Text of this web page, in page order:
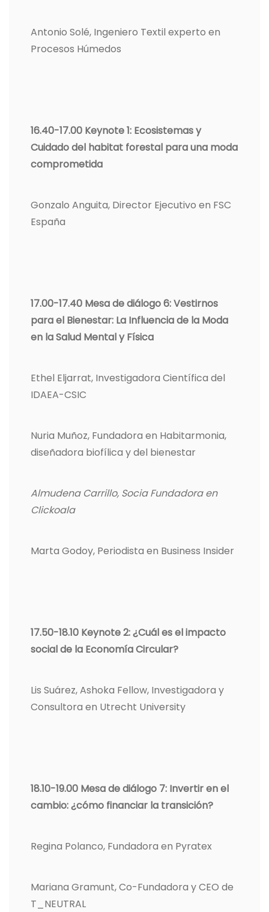
Antonio Solé, Ingeniero Textil experto en
Procesos Húmedos
16.40-17.00 Keynote 1: Ecosistemas y
Cuidado del habitat forestal para una moda
comprometida
Gonzalo Anguita, Director Ejecutivo en FSC
España
17.00-17.40 Mesa de diálogo 6: Vestirnos
para el Bienestar: La Influencia de la Moda
en la Salud Mental y Física
Ethel Eljarrat, Investigadora Científica del
IDAEA-CSIC
Nuria Muñoz, Fundadora en Habitarmonia,
diseñadora biofílica y del bienestar
Almudena Carrillo, Socia Fundadora en
Clickoala
Marta Godoy, Periodista en Business Insider
17.50-18.10 Keynote 2: ¿Cuál es el impacto
social de la Economía Circular?
Lis Suárez, Ashoka Fellow, Investigadora y
Consultora en Utrecht University
18.10-19.00 Mesa de diálogo 7: Invertir en el
cambio: ¿cómo financiar la transición?
Regina Polanco, Fundadora en Pyratex
Mariana Gramunt, Co-Fundadora y CEO de
T_NEUTRAL